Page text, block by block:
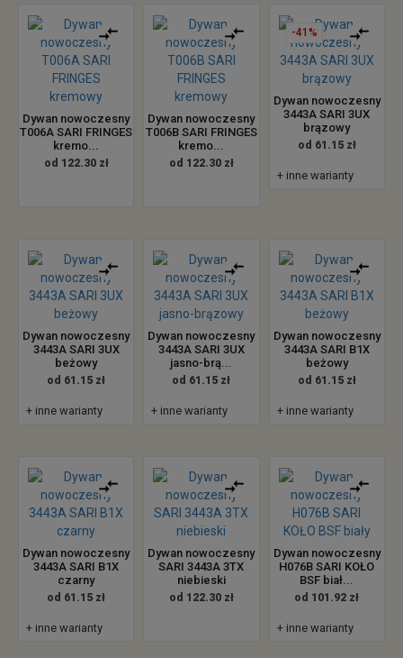
Dywan nowoczesny
T006A SARI FRINGES
kremo...
od 122.30 zł
Dywan nowoczesny
T006B SARI FRINGES
kremo...
od 122.30 zł
-41%
Dywan nowoczesny
3443A SARI 3UX
brązowy
od 61.15 zł
+ inne warianty
Dywan nowoczesny
3443A SARI 3UX
beżowy
od 61.15 zł
+ inne warianty
Dywan nowoczesny
3443A SARI 3UX
jasno-brą...
od 61.15 zł
+ inne warianty
Dywan nowoczesny
3443A SARI B1X
beżowy
od 61.15 zł
+ inne warianty
Dywan nowoczesny
3443A SARI B1X
czarny
od 61.15 zł
+ inne warianty
Dywan nowoczesny
SARI 3443A 3TX
niebieski
od 122.30 zł
Dywan nowoczesny
H076B SARI KOŁO
BSF biał...
od 101.92 zł
+ inne warianty